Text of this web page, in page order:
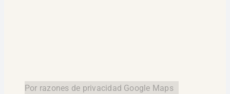
Por razones de privacidad Google Maps